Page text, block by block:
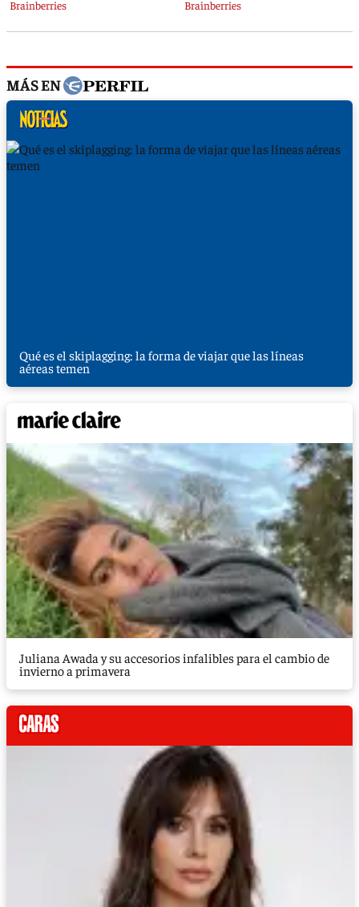
MÁS EN
Qué es el skiplagging: la forma de viajar que las líneas
aéreas temen
Juliana Awada y su accesorios infalibles para el cambio de
invierno a primavera